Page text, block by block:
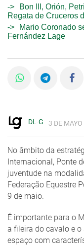
Bon III, Orión,
Regata de Cruceros
Mario Coronado
Fernández Lage
DL-G 3 DE
No âmbito da
Internacional, Ponte
juventude na
Federação Equestre
9 de maio.
É importante para o
a fileira do cavalo e o
espaço com